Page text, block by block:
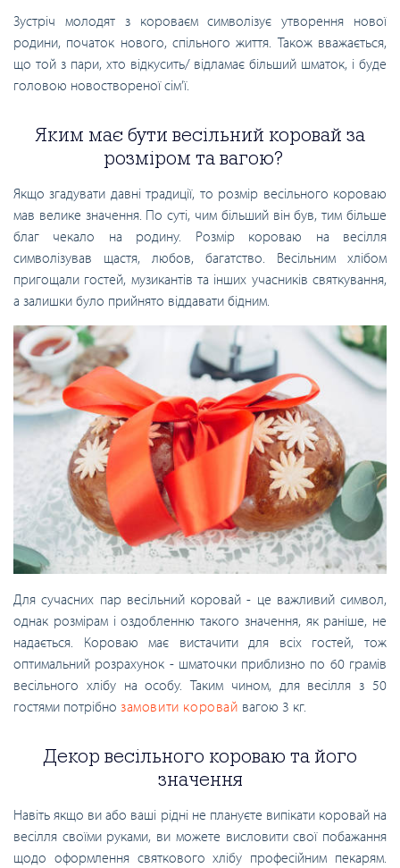
Зустріч молодят з короваєм символізує утворення нової
родини, початок нового, спільного життя. Також вважається,
що той з пари, хто відкусить/ відламає більший шматок, і буде
головою новоствореної сім’ї.
Яким має бути весільний коровай за
розміром та вагою?
Якщо згадувати давні традиції, то розмір весільного короваю
мав велике значення. По суті, чим більший він був, тим більше
благ чекало на родину. Розмір короваю на весілля
символізував щастя, любов, багатство. Весільним хлібом
пригощали гостей, музикантів та інших учасників святкування,
а залишки було прийнято віддавати бідним.
Для сучасних пар весільний коровай - це важливий символ,
однак розмірам і оздобленню такого значення, як раніше, не
надається. Короваю має вистачити для всіх гостей, тож
оптимальний розрахунок - шматочки приблизно по 60 грамів
весільного хлібу на особу. Таким чином, для весілля з 50
гостями потрібно замовити коровай вагою 3 кг.
Декор весільного короваю та його
значення
Навіть якщо ви або ваші рідні не плануєте випікати коровай на
весілля своїми руками, ви можете висловити свої побажання
щодо оформлення святкового хлібу професійним пекарям.